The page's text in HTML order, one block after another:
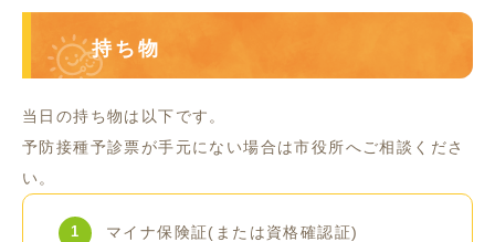
持ち物
当日の持ち物は以下です。
予防接種予診票が手元にない場合は市役所へご相談くださ
い。
マイナ保険証(または資格確認証)